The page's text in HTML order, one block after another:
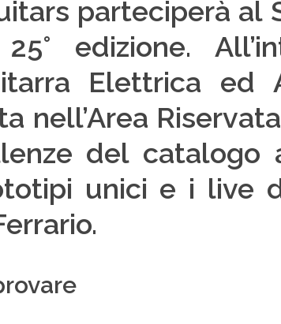
parteciperà al
edizione.
Elettrica ed
nell’Area
del catalogo
unici e i live